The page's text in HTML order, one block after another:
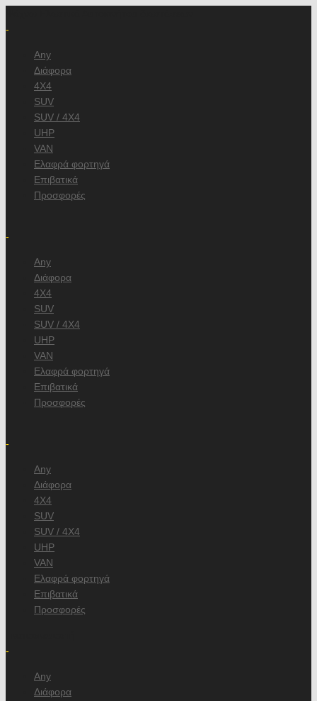
-
Any
Διάφορα
4X4
SUV
SUV / 4X4
UHP
VAN
Ελαφρά φορτηγά
Επιβατικά
Προσφορές
-
Any
Διάφορα
4X4
SUV
SUV / 4X4
UHP
VAN
Ελαφρά φορτηγά
Επιβατικά
Προσφορές
-
Any
Διάφορα
4X4
SUV
SUV / 4X4
UHP
VAN
Ελαφρά φορτηγά
Επιβατικά
Προσφορές
-
Any
Διάφορα